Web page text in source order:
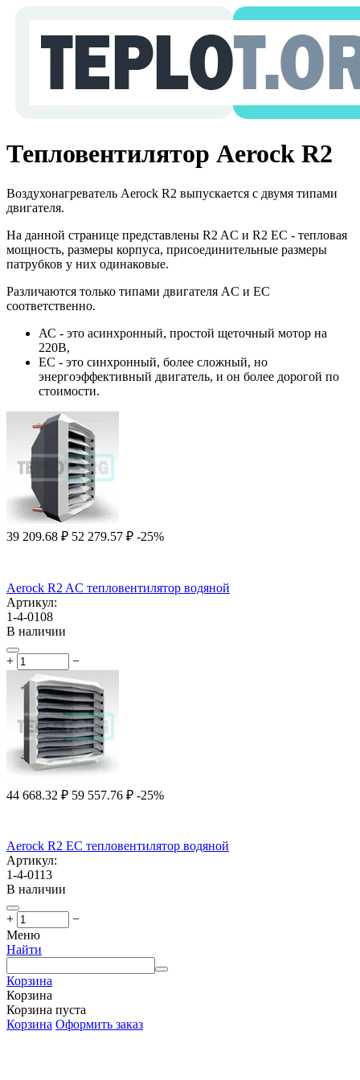
Тепловентилятор Aerock R2
Воздухонагреватель Aerock R2 выпускается с двумя типами
двигателя.
На данной странице представлены R2 AC и R2 EC - тепловая
мощность, размеры корпуса, присоединительные размеры
патрубков у них одинаковые.
Различаются только типами двигателя AC и ЕС
соответственно.
АС - это асинхронный, простой щеточный мотор на
220В,
ЕС - это синхронный, более сложный, но
энергоэффективный двигатель, и он более дорогой по
стоимости.
39 209.68 ₽ 52 279.57 ₽ -25%
Aerock R2 AC тепловентилятор водяной
Артикул:
1-4-0108
В наличии
+ −
44 668.32 ₽ 59 557.76 ₽ -25%
Aerock R2 EC тепловентилятор водяной
Артикул:
1-4-0113
В наличии
+
−
Меню
Найти
Корзина
Корзина
Корзина пуста
Корзина Оформить заказ